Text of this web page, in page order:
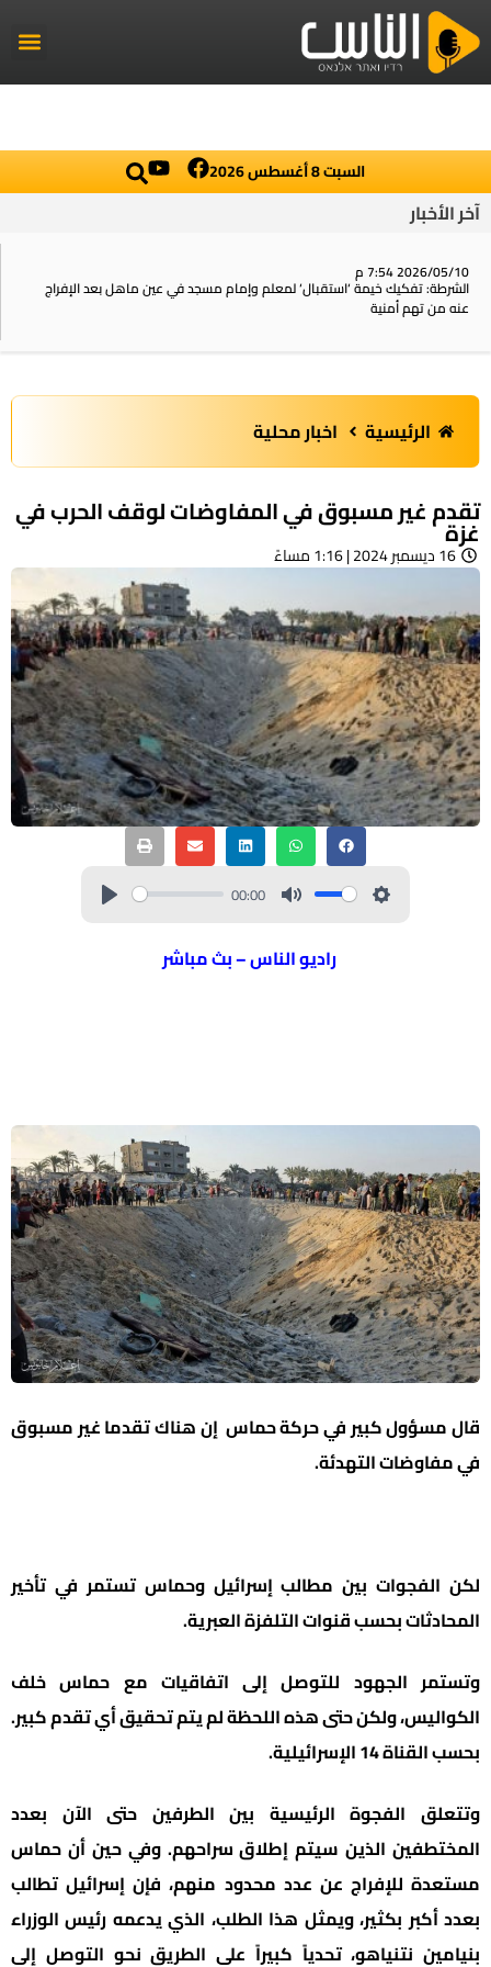
السبت 8 أغسطس 2026
آخر الأخبار
2026/05/10 7:54 م
الشرطة: تفكيك خيمة ‘استقبال‘ لمعلم وإمام مسجد في عين ماهل بعد الإفراج
عنه من تهم أمنية
الرئيسية اخبار محلية
تقدم غير مسبوق في المفاوضات لوقف الحرب في
غزة
16 ديسمبر 2024 | 1:16 مساءً
00:00
راديو الناس – بث مباشر
قال مسؤول كبير في حركة حماس إن هناك تقدما غير مسبوق
في مفاوضات التهدئة.
لكن الفجوات بين مطالب إسرائيل وحماس تستمر في تأخير
المحادثات بحسب قنوات التلفزة العبرية.
وتستمر الجهود للتوصل إلى اتفاقيات مع حماس خلف
الكواليس، ولكن حتى هذه اللحظة لم يتم تحقيق أي تقدم كبير.
بحسب القناة 14 الإسرائيلية.
وتتعلق الفجوة الرئيسية بين الطرفين حتى الآن بعدد
المختطفين الذين سيتم إطلاق سراحهم. وفي حين أن حماس
مستعدة للإفراج عن عدد محدود منهم، فإن إسرائيل تطالب
بعدد أكبر بكثير، ويمثل هذا الطلب، الذي يدعمه رئيس الوزراء
بنيامين نتنياهو، تحدياً كبيراً على الطريق نحو التوصل إلى